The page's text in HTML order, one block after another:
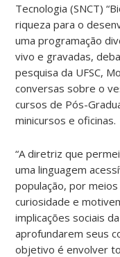
Tecnologia (SNCT)
riqueza para o
uma programação
vivo e gravadas,
pesquisa da UFSC,
conversas sobre o
cursos de Pós-
minicursos e oficinas.
“A diretriz que
uma linguagem
população, por
curiosidade e
implicações sociais
aprofundarem seus
objetivo é envolver